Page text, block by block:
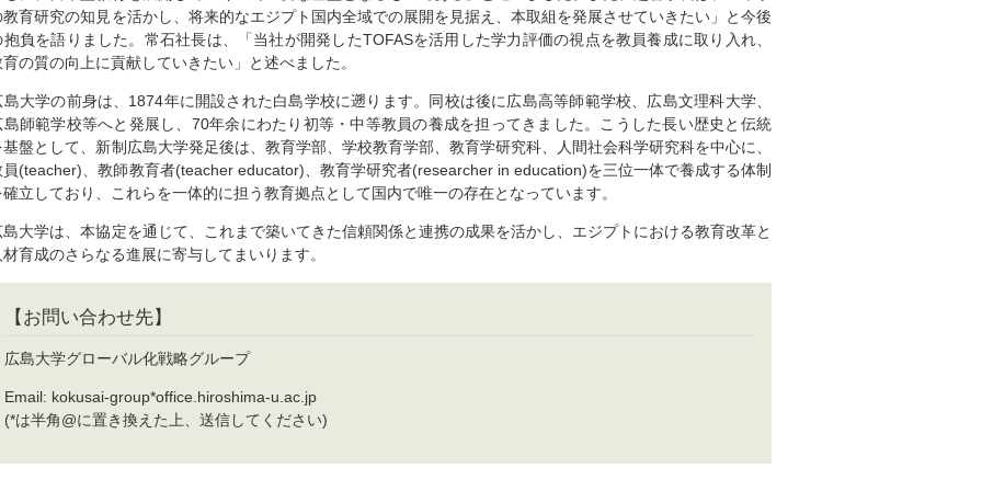
教育研究の知見を活かし、将来的なエジプト国内全域での展開を見据え、本取組を発展させていきたい」と今後
抱負を語りました。常石社長は、「当社が開発したTOFASを活用した学力評価の視点を教員養成に取り入れ、
育の質の向上に貢献していきたい」と述べました。
島大学の前身は、1874年に開設された白島学校に遡ります。同校は後に広島高等師範学校、広島文理科大学、
島師範学校等へと発展し、70年余にわたり初等・中等教員の養成を担ってきました。こうした長い歴史と伝統
基盤として、新制広島大学発足後は、教育学部、学校教育学部、教育学研究科、人間社会科学研究科を中心に、
員(teacher)、教師教育者(teacher educator)、教育学研究者(researcher in education)を三位一体で養成する体制
確立しており、これらを一体的に担う教育拠点として国内で唯一の存在となっています。
島大学は、本協定を通じて、これまで築いてきた信頼関係と連携の成果を活かし、エジプトにおける教育改革と
材育成のさらなる進展に寄与してまいります。
【お問い合わせ先】
広島大学グローバル化戦略グループ
Email: kokusai-group*office.hiroshima-u.ac.jp
(*は半角@に置き換えた上、送信してください)